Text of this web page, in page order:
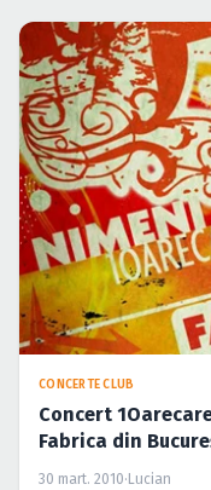
CONCERTE CLUB
Concert
Fabrica din
30 mart. 2010· Lucian